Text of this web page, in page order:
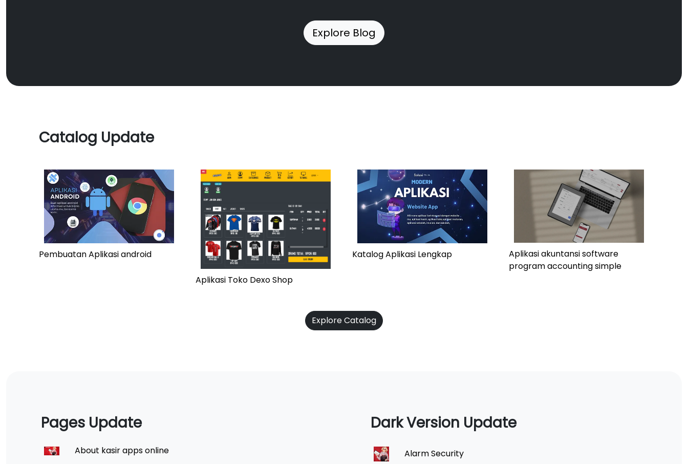
Explore Blog
Catalog Update
Pembuatan Aplikasi android
Aplikasi Toko Dexo Shop
Katalog Aplikasi Lengkap
Aplikasi akuntansi software
program accounting simple
Explore Catalog
Pages Update
About kasir apps online
Dark Version Update
Alarm Security